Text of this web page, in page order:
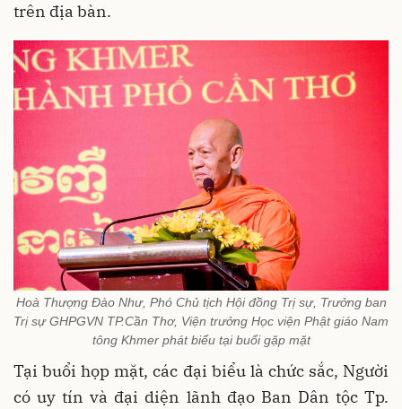
trên địa bàn.
Hoà Thượng Đào Như, Phó Chủ tịch Hội đồng Trị sự, Trưởng ban
Trị sự GHPGVN TP.Cần Thơ, Viện trưởng Học viện Phật giáo Nam
tông Khmer phát biểu tại buổi gặp mặt
Tại buổi họp mặt, các đại biểu là chức sắc, Người
có uy tín và đại diện lãnh đạo Ban Dân tộc Tp.